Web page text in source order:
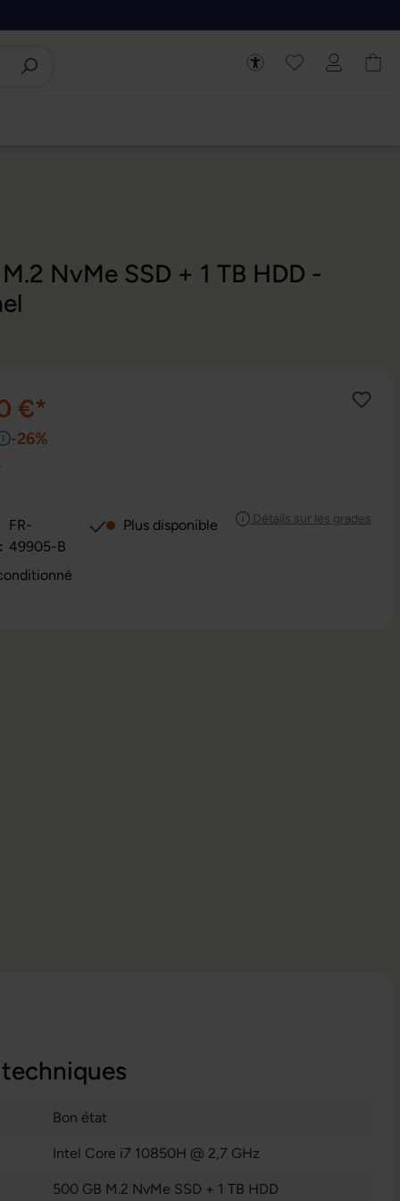
NvMe SSD + 1 TB HDD -
€*
-26%
Détails sur les grades
FR-
49905-B
Plus disponible
Bon état
Intel Core i7 10850H @ 2,7 GHz
500 GB M.2 NvMe SSD + 1 TB HDD